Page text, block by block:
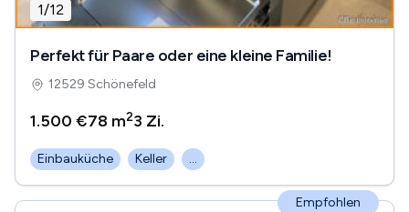
1/12
Perfekt für Paare oder eine kleine Familie!
12529 Schönefeld
1.500 €78 m23 Zi.
Einbauküche Keller ...
Empfohlen